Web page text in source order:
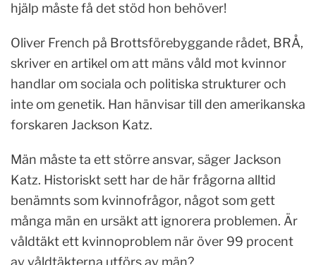
hjälp måste få det stöd hon behöver!
Oliver French på Brottsförebyggande rådet, BRÅ,
skriver en artikel om att mäns våld mot kvinnor
handlar om sociala och politiska strukturer och
inte om genetik. Han hänvisar till den amerikanska
forskaren Jackson Katz.
Män måste ta ett större ansvar, säger Jackson
Katz. Historiskt sett har de här frågorna alltid
benämnts som kvinnofrågor, något som gett
många män en ursäkt att ignorera problemen. Är
våldtäkt ett kvinnoproblem när över 99 procent
av våldtäkterna utförs av män?